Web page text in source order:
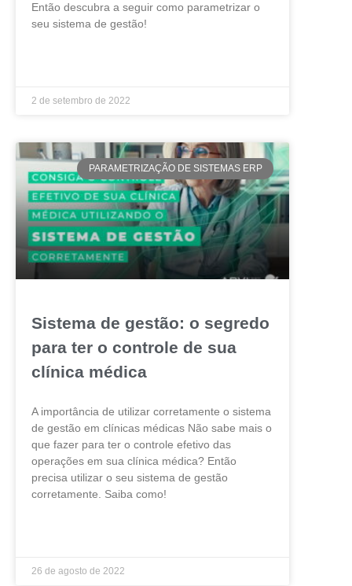
Então descubra a seguir como parametrizar o
seu sistema de gestão!
2 de setembro de 2022
PARAMETRIZAÇÃO DE SISTEMAS ERP
Sistema de gestão: o segredo
para ter o controle de sua
clínica médica
A importância de utilizar corretamente o sistema
de gestão em clínicas médicas Não sabe mais o
que fazer para ter o controle efetivo das
operações em sua clínica médica? Então
precisa utilizar o seu sistema de gestão
corretamente. Saiba como!
26 de agosto de 2022